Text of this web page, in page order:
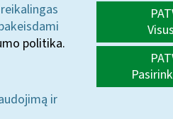
politika.
ir